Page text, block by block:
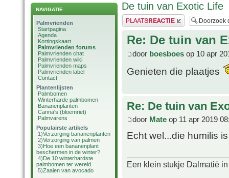
NAVIGATIE
Palmvrienden
Startpagina
Agenda
Kortingskaart
Palmvrienden forums
Palmvrienden chat
Palmvrienden wiki
Palmvrienden maps
Palmvrienden label
Contact
Plantenlijsten
Palmbomen
Winterharde palmbomen
Bananenplanten
Canna's (bloemriet)
Palmvarens
Populairste artikels
1)Verzorging bananenplanten
2)Verzorging van palmen
3)Hoe een bananenplant
beschermen in de winter?
4)De 10 winterhardste
palmbomen ter wereld
5)Zaaien van avocado
De tuin van Exotic Life
Plaats een reactie
Re: De tuin van
door boesboes op 10 apr
Genieten die plaatjes
Re: De tuin van
door Mate op 11 apr 2019
Echt wel...die humilis
Een klein stukje Dalmatië